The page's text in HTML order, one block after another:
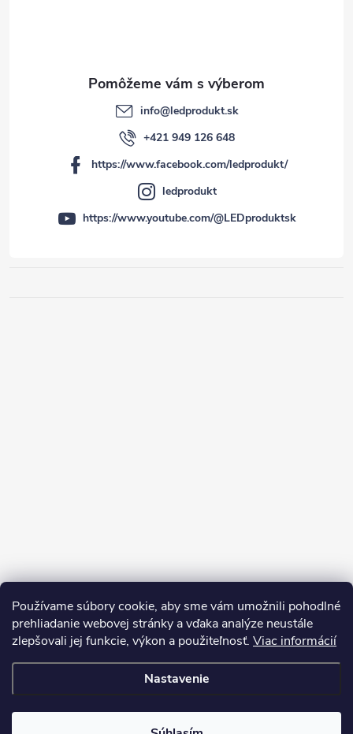
Používame súbory cookie, aby sme vám umožnili pohodlné
prehliadanie webovej stránky a vďaka analýze neustále
zlepšovali jej funkcie, výkon a použiteľnosť. Viac informácií
Nastavenie
Sledovať na Instagrame
info@ledprodukt.sk
+421 949 126 648
https://www.facebook.com/ledprodukt/
ledprodukt
https://www.youtube.com/@LEDproduktsk